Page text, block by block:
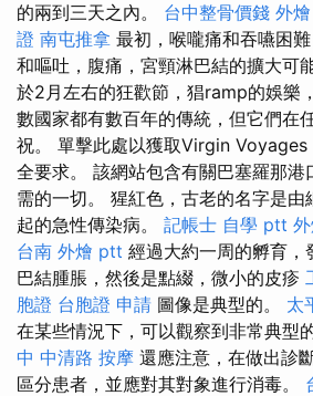
的兩到三天之內。 台中整骨價錢 外
證 南屯推拿 最初，喉嚨痛和吞嚥困
和嘔吐，腹痛，宮頸淋巴結的擴大可
於2月左右的狂歡節，猖ramp的娛樂
數國家都有數百年的傳統，但它們在
祝。 單擊此處以獲取Virgin
全要求。 該網站包含有關巴塞羅那港
需的一切。 猩紅色，古老的名字是由
起的急性傳染病。 記帳士 自學 ptt
台南 外燴 ptt 經過大約一周的孵育，
巴結腫脹，然後是點綴，微小的皮疹
胞證 台胞證 申請 圖像是典型的。 太
在某些情況下，可以觀察到非常典型
中 中清路 按摩 還應注意，在做出診
區分患者，並應對其對象進行消毒。